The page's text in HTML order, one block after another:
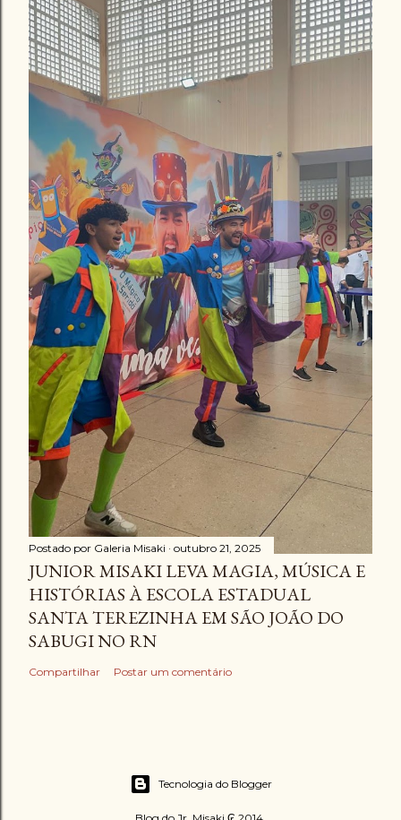
Postado por Galeria Misaki outubro 21, 2025
JUNIOR MISAKI LEVA MAGIA, MÚSICA E
HISTÓRIAS À ESCOLA ESTADUAL
SANTA TEREZINHA EM SÃO JOÃO DO
SABUGI NO RN
Compartilhar Postar um comentário
Tecnologia do Blogger